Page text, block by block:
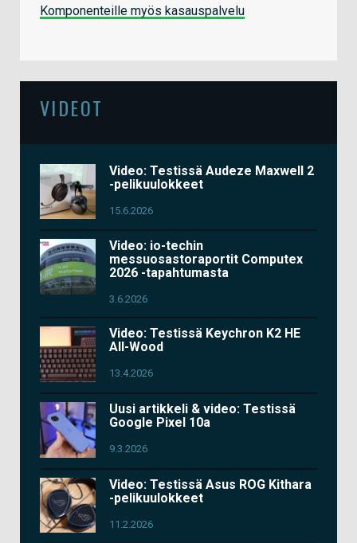
Komponenteille myös kasauspalvelu
VIDEOT
Video: Testissä Audeze Maxwell 2
-pelikuulokkeet
15.6.2026
Video: io-techin
messuosastoraportit Computex
2026 -tapahtumasta
3.6.2026
Video: Testissä Keychron K2 HE
All-Wood
13.4.2026
Uusi artikkeli & video: Testissä
Google Pixel 10a
9.3.2026
Video: Testissä Asus ROG Kithara
-pelikuulokkeet
11.2.2026